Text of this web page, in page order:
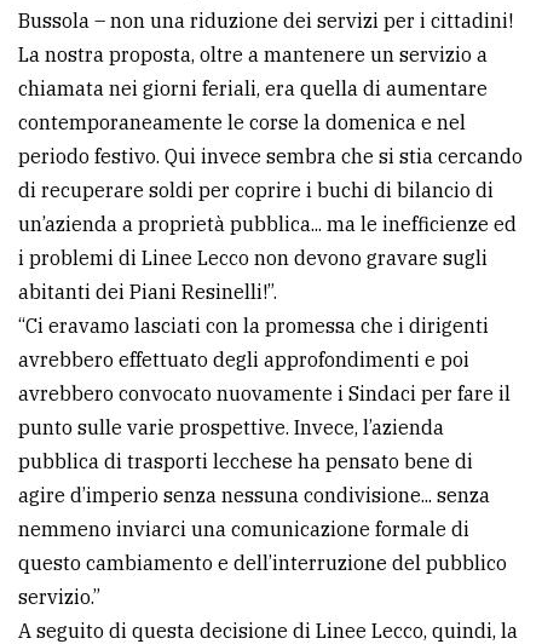
Bussola – non una riduzione dei servizi per i cittadini!
La nostra proposta, oltre a mantenere un servizio a
chiamata nei giorni feriali, era quella di aumentare
contemporaneamente le corse la domenica e nel
periodo festivo. Qui invece sembra che si stia cercando
di recuperare soldi per coprire i buchi di bilancio di
un’azienda a proprietà pubblica... ma le inefficienze ed
i problemi di Linee Lecco non devono gravare sugli
abitanti dei Piani Resinelli!”.
“Ci eravamo lasciati con la promessa che i dirigenti
avrebbero effettuato degli approfondimenti e poi
avrebbero convocato nuovamente i Sindaci per fare il
punto sulle varie prospettive. Invece, l’azienda
pubblica di trasporti lecchese ha pensato bene di
agire d’imperio senza nessuna condivisione... senza
nemmeno inviarci una comunicazione formale di
questo cambiamento e dell’interruzione del pubblico
servizio.”
A seguito di questa decisione di Linee Lecco, quindi, la